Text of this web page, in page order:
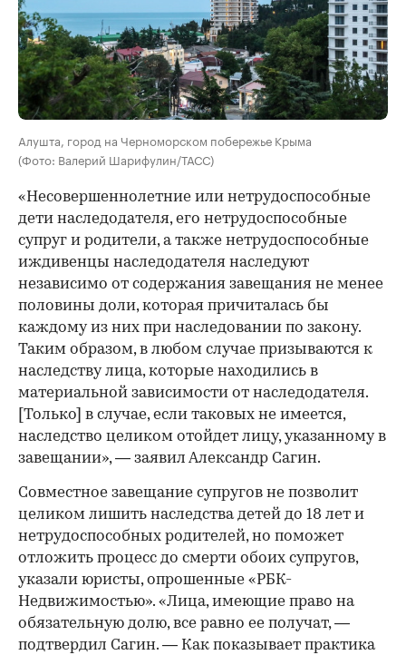
Алушта, город на Черноморском побережье Крыма
(Фото: Валерий Шарифулин/ТАСС)
«Несовершеннолетние или нетрудоспособные
дети наследодателя, его нетрудоспособные
супруг и родители, а также нетрудоспособные
иждивенцы наследодателя наследуют
независимо от содержания завещания не менее
половины доли, которая причиталась бы
каждому из них при наследовании по закону.
Таким образом, в любом случае призываются к
наследству лица, которые находились в
материальной зависимости от наследодателя.
[Только] в случае, если таковых не имеется,
наследство целиком отойдет лицу, указанному в
завещании», — заявил Александр Сагин.
Совместное завещание супругов не позволит
целиком лишить наследства детей до 18 лет и
нетрудоспособных родителей, но поможет
отложить процесс до смерти обоих супругов,
указали юристы, опрошенные «РБК-
Недвижимостью». «Лица, имеющие право на
обязательную долю, все равно ее получат, —
подтвердил Сагин. — Как показывает практика